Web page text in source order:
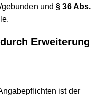
und § 36 Abs.
Erweiterung
ist der